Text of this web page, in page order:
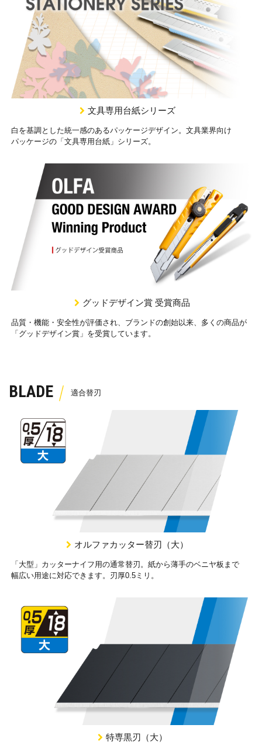
文具専用台紙シリーズ
白を基調とした統一感のあるパッケージデザイン。文具業界向け
パッケージの「文具専用台紙」シリーズ。
グッドデザイン賞 受賞商品
品質・機能・安全性が評価され、ブランドの創始以来、多くの商品が
「グッドデザイン賞」を受賞しています。
BLADE
オルファカッター替刃（大）
「大型」カッターナイフ用の通常替刃。紙から薄手のベニヤ板まで
幅広い用途に対応できます。刃厚0.5ミリ。
特専黒刃（大）